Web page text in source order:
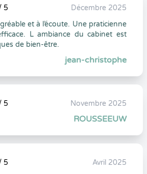
5
Décembre 2025
et à l’écoute. Une praticienne
L ambiance du cabinet est
de bien-être.
jean-christophe
5 Novembre 2025
ROUSSEEUW
5
Avril 2025